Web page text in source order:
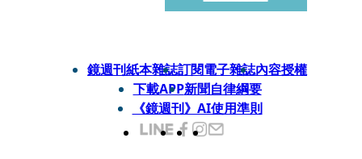
鏡週刊紙本雜誌訂閱電子雜誌內容授權
下載APP新聞自律綱要
《鏡週刊》AI使用準則